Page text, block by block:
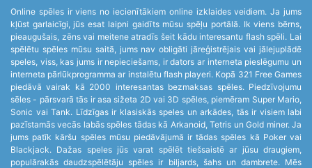
Online spēles ir viens no iecienītākiem online izklaides veidiem. Ja jums
kļūst garlaicīgi, jūs esat laipni gaidīts mūsu spēļu portālā. Ik viens bērns,
pieaugušais, zēns vai meitene atradīs šeit kādu interesantu flash spēli. Lai
spēlētu spēles mūsu saitā, jums nav obligāti jāreģistrējais vai jālejuplādē
speles, viss, kas jums ir nepieciešams, ir dators ar interneta pieslēgumu un
interneta pārlūkprogramma ar instalētu flash playeri. Kopā 321 Free Games
piedāvā vairak kā 2000 interesantas bezmaksas spēles. Piedzīvojumu
sēles - pārsvarā tās ir asa sižeta 2D vai 3D spēles, piemēram Super Mario,
Sonic vai Tank. Līdzīgas ir klasiskās speles un arkādes, tās ir visiem labi
pazīstamās vecās labās spēles tādas kā Arkanoid, Tetris un Gold miner. Ja
jums patīk kāršu spēles mūsu piedāvājumā ir tādas spēles kā Poker vai
Blackjack. Dažas speles jūs varat spēlēt tiešsaistē ar jūsu draugiem,
populārakās daudzspēlētāju spēles ir biljards, šahs un dambrete. Mēs